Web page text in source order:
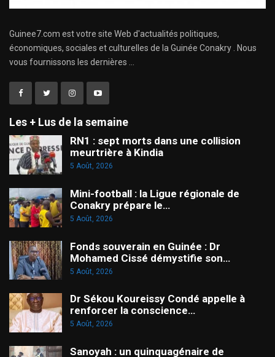
Guinee7.com est votre site Web d'actualités politiques,
économiques, sociales et culturelles de la Guinée Conakry . Nous
vous fournissons les dernières ...
Les + Lus de la semaine
RN1 : sept morts dans une collision
meurtrière à Kindia
5 Août, 2026
Mini-football : la Ligue régionale de
Conakry prépare le…
5 Août, 2026
Fonds souverain en Guinée : Dr
Mohamed Cissé démystifie son…
5 Août, 2026
Dr Sékou Koureissy Condé appelle à
renforcer la conscience…
5 Août, 2026
Sanoyah : un quinquagénaire de